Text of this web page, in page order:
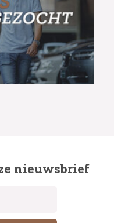
nieuwsbrief